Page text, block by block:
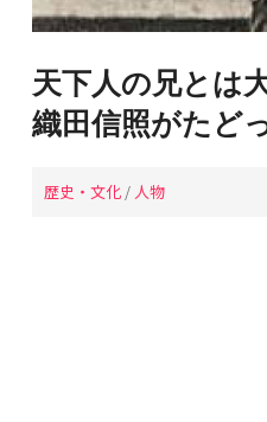
天下人の兄とは
織田信照がたど
歴史・文化 / 人物